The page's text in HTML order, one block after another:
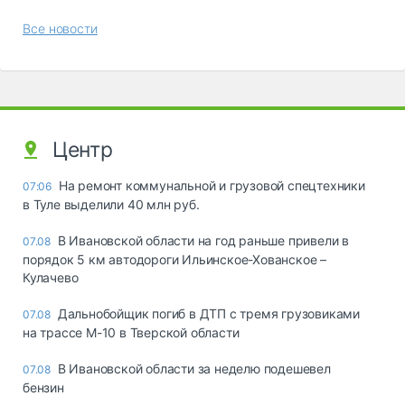
Все новости
Центр
07:06 На ремонт коммунальной и грузовой спецтехники
в Туле выделили 40 млн руб.
07.08 В Ивановской области на год раньше привели в
порядок 5 км автодороги Ильинское-Хованское –
Кулачево
07.08 Дальнобойщик погиб в ДТП с тремя грузовиками
на трассе М-10 в Тверской области
07.08 В Ивановской области за неделю подешевел
бензин